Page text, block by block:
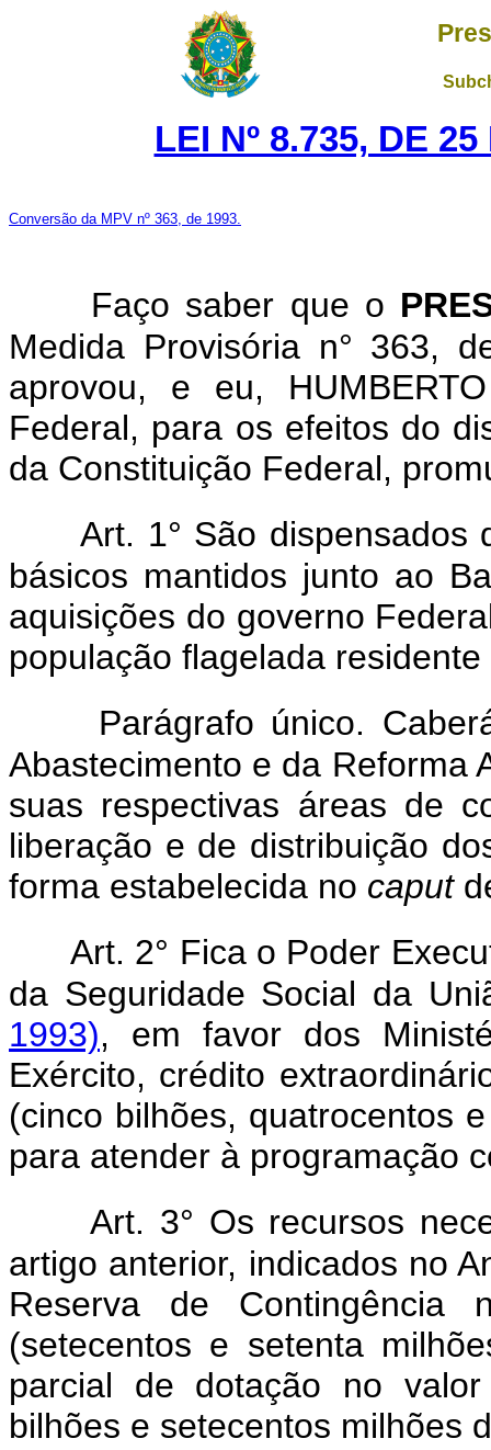
LEI Nº 8.735, DE
Conversão da MPV nº 363, de 1993.
Faço saber que o
Medida Provisória n° 363,
aprovou, e eu,
Federal, para os efeitos do
da Constituição Federal,
Art. 1° São dispensados
básicos mantidos junto ao
aquisições do governo
população flagelada
Parágrafo único.
Abastecimento e da Reforma
suas respectivas áreas de
liberação e de distribuição
forma estabelecida no caput
Art. 2° Fica o Poder
da Seguridade Social da
1993), em favor dos
Exército, crédito
(cinco bilhões, quatrocentos
para atender à programação
Art. 3° Os recursos
artigo anterior, indicados no
Reserva de Contingência
(setecentos e setenta
parcial de dotação no
bilhões e setecentos milhões